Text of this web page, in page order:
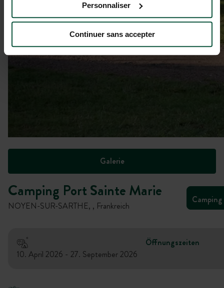
Personnaliser
Continuer sans accepter
Galerie
Camping Port Sainte Marie
NOYEN-SUR-SARTHE, , Frankreich
Öffnungszeiten
10. April 2026 - 27. September 2026